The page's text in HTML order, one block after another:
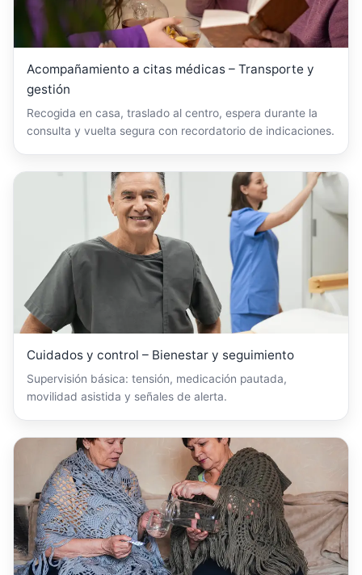
Acompañamiento a citas médicas – Transporte y
gestión
Recogida en casa, traslado al centro, espera durante la
consulta y vuelta segura con recordatorio de indicaciones.
Cuidados y control – Bienestar y seguimiento
Supervisión básica: tensión, medicación pautada,
movilidad asistida y señales de alerta.